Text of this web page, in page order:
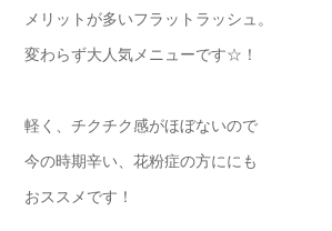
メリットが多いフラットラッシュ。
変わらず大人気メニューです☆！
軽く、チクチク感がほぼないので
今の時期辛い、花粉症の方ににも
おススメです！